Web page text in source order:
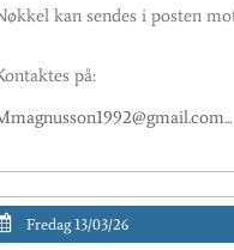
kan sendes i posten
på:
...
Fredag 13/03/26